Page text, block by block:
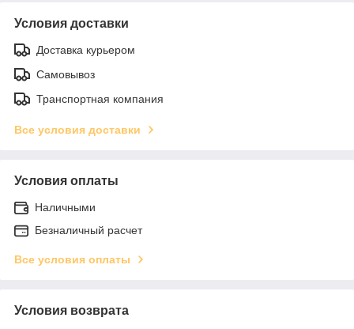
Условия доставки
Доставка курьером
Самовывоз
Транспортная компания
Все условия доставки
Условия оплаты
Наличными
Безналичный расчет
Все условия оплаты
Условия возврата